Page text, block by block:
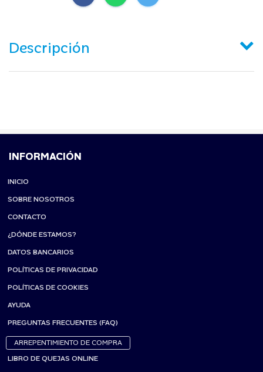
Descripción
INFORMACIÓN
INICIO
SOBRE NOSOTROS
CONTACTO
¿DÓNDE ESTAMOS?
DATOS BANCARIOS
POLÍTICAS DE PRIVACIDAD
POLÍTICAS DE COOKIES
AYUDA
PREGUNTAS FRECUENTES (FAQ)
ARREPENTIMIENTO DE COMPRA
LIBRO DE QUEJAS ONLINE